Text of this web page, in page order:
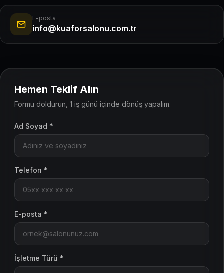
E-posta
info@kuaforsalonu.com.tr
Hemen Teklif Alın
Formu doldurun, 1 iş günü içinde dönüş yapalım.
Ad Soyad *
Telefon *
E-posta *
İşletme Türü *